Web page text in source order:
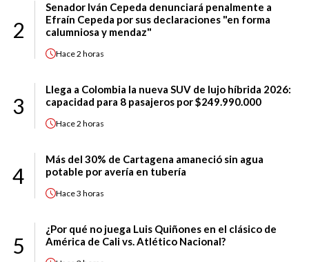
2
Senador Iván Cepeda denunciará penalmente a
Efraín Cepeda por sus declaraciones "en forma
calumniosa y mendaz"
Hace2 horas
3
Llega a Colombia la nueva SUV de lujo híbrida 2026:
capacidad para 8 pasajeros por $249.990.000
Hace2 horas
4
Más del 30% de Cartagena amaneció sin agua
potable por avería en tubería
Hace3 horas
5
¿Por qué no juega Luis Quiñones en el clásico de
América de Cali vs. Atlético Nacional?